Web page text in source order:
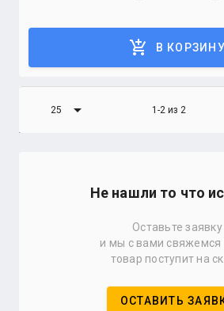
add_shopping_cart В КОРЗИНУ
25 arrow_drop_down 1-2 из 2
Не нашли то что
Оставьте заявку
и мы с вами свяжемся
товар поступит на
ОСТАВИТЬ